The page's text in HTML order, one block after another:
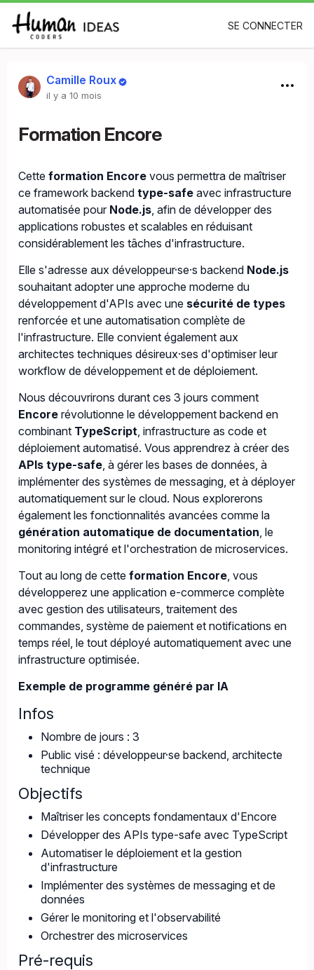
SE CONNECTER
Camille Roux
il y a 10 mois
Formation Encore
Cette formation Encore vous permettra de maîtriser
ce framework backend type-safe avec infrastructure
automatisée pour Node.js, afin de développer des
applications robustes et scalables en réduisant
considérablement les tâches d'infrastructure.
Elle s'adresse aux développeur·se·s backend Node.js
souhaitant adopter une approche moderne du
développement d'APIs avec une sécurité de types
renforcée et une automatisation complète de
l'infrastructure. Elle convient également aux
architectes techniques désireux·ses d'optimiser leur
workflow de développement et de déploiement.
Nous découvrirons durant ces 3 jours comment
Encore révolutionne le développement backend en
combinant TypeScript, infrastructure as code et
déploiement automatisé. Vous apprendrez à créer des
APIs type-safe, à gérer les bases de données, à
implémenter des systèmes de messaging, et à déployer
automatiquement sur le cloud. Nous explorerons
également les fonctionnalités avancées comme la
génération automatique de documentation, le
monitoring intégré et l'orchestration de microservices.
Tout au long de cette formation Encore, vous
développerez une application e-commerce complète
avec gestion des utilisateurs, traitement des
commandes, système de paiement et notifications en
temps réel, le tout déployé automatiquement avec une
infrastructure optimisée.
Exemple de programme généré par IA
Infos
Nombre de jours : 3
Public visé : développeur·se backend, architecte
technique
Objectifs
Maîtriser les concepts fondamentaux d'Encore
Développer des APIs type-safe avec TypeScript
Automatiser le déploiement et la gestion
d'infrastructure
Implémenter des systèmes de messaging et de
données
Gérer le monitoring et l'observabilité
Orchestrer des microservices
Pré-requis